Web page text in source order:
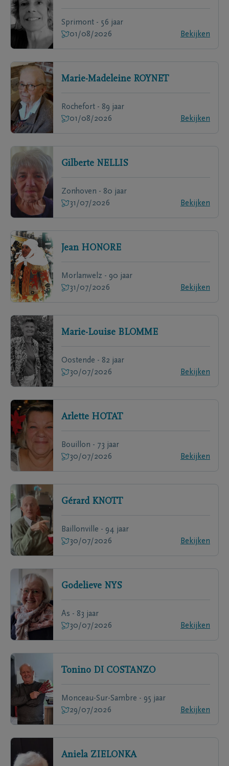
Sprimont - 56 jaar
01/08/2026
Bekijken
Marie-Madeleine ROYNET
Rochefort - 89 jaar
01/08/2026
Bekijken
Gilberte NELLIS
Zonhoven - 80 jaar
31/07/2026
Bekijken
Jean HONORE
Morlanwelz - 90 jaar
31/07/2026
Bekijken
Marie-Louise BLOMME
Oostende - 82 jaar
30/07/2026
Bekijken
Arlette HOTAT
Bouillon - 73 jaar
30/07/2026
Bekijken
Gérard KNOTT
Baillonville - 94 jaar
30/07/2026
Bekijken
Godelieve NYS
As - 83 jaar
30/07/2026
Bekijken
Tonino DI COSTANZO
Monceau-Sur-Sambre - 95 jaar
29/07/2026
Bekijken
Aniela ZIELONKA